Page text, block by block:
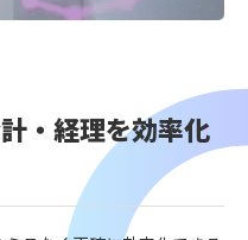
・経理を効率化